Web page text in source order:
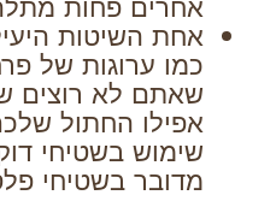
אחת השיטות
כמו ערוגות של
שאתם לא רוצים
אפילו החתול
שימוש בשטיחי
מדובר בשטיחי